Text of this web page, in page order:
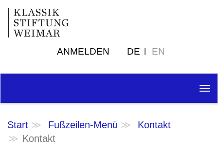
ANMELDEN DE EN
Start Fußzeilen-Menü
Kontakt
Kontakt